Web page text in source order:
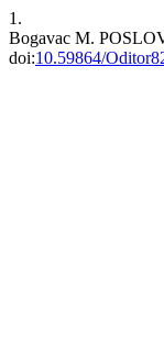
1.
Bogavac M.
doi:10.59864/